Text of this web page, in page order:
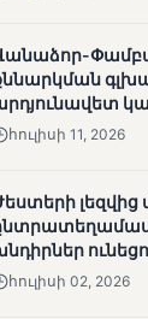
«Լուսաստղի»
ՄՈՒՆԵՏԻԿ
Մատչելի
հուլիսի 11, 2026
լեզվից
հուլիսի 02, 2026